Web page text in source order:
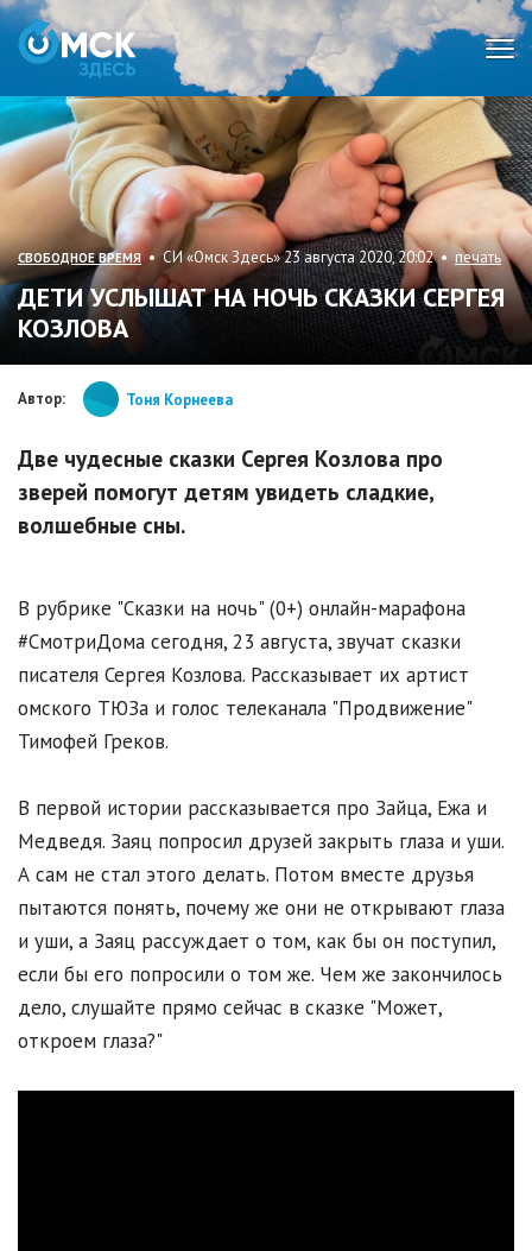
СВОБОДНОЕ ВРЕМЯ• СИ «Омск Здесь» 23 августа 2020, 20:02 •печать
ДЕТИ УСЛЫШАТ НА НОЧЬ СКАЗКИ СЕРГЕЯ
КОЗЛОВА
Автор: Тоня Корнеева
Две чудесные сказки Сергея Козлова про
зверей помогут детям увидеть сладкие,
волшебные сны.
В рубрике "Сказки на ночь" (0+) онлайн-марафона
#СмотриДома сегодня, 23 августа, звучат сказки
писателя Сергея Козлова. Рассказывает их артист
омского ТЮЗа и голос телеканала "Продвижение"
Тимофей Греков.
В первой истории рассказывается про Зайца, Ежа и
Медведя. Заяц попросил друзей закрыть глаза и уши.
А сам не стал этого делать. Потом вместе друзья
пытаются понять, почему же они не открывают глаза
и уши, а Заяц рассуждает о том, как бы он поступил,
если бы его попросили о том же. Чем же закончилось
дело, слушайте прямо сейчас в сказке "Может,
откроем глаза?"